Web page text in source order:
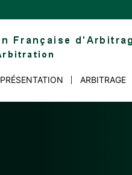
PRÉSENTATION ARBITRAGE